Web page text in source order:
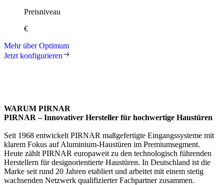
Preisniveau
€
Mehr über Optimum
Jetzt konfigurieren
WARUM PIRNAR
PIRNAR – Innovativer Hersteller für hochwertige Haustüren
Seit 1968 entwickelt PIRNAR maßgefertigte Eingangssysteme mit
klarem Fokus auf Aluminium-Haustüren im Premiumsegment.
Heute zählt PIRNAR europaweit zu den technologisch führenden
Herstellern für designorientierte Haustüren. In Deutschland ist die
Marke seit rund 20 Jahren etabliert und arbeitet mit einem stetig
wachsenden Netzwerk qualifizierter Fachpartner zusammen.